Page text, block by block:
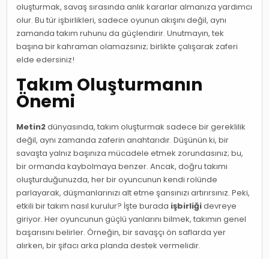
oluşturmak, savaş sırasında anlık kararlar almanıza yardımcı
olur. Bu tür işbirlikleri, sadece oyunun akışını değil, aynı
zamanda takım ruhunu da güçlendirir. Unutmayın, tek
başına bir kahraman olamazsınız; birlikte çalışarak zaferi
elde edersiniz!
Takım Oluşturmanın
Önemi
Metin2dünyasında, takım oluşturmak sadece bir gereklilik
değil, aynı zamanda zaferin anahtarıdır. Düşünün ki, bir
savaşta yalnız başınıza mücadele etmek zorundasınız; bu,
bir ormanda kaybolmaya benzer. Ancak, doğru takımı
oluşturduğunuzda, her bir oyuncunun kendi rolünde
parlayarak, düşmanlarınızı alt etme şansınızı artırırsınız. Peki,
etkili bir takım nasıl kurulur? İşte burada işbirliğidevreye
giriyor. Her oyuncunun güçlü yanlarını bilmek, takımın genel
başarısını belirler. Örneğin, bir savaşçı ön saflarda yer
alırken, bir şifacı arka planda destek vermelidir.